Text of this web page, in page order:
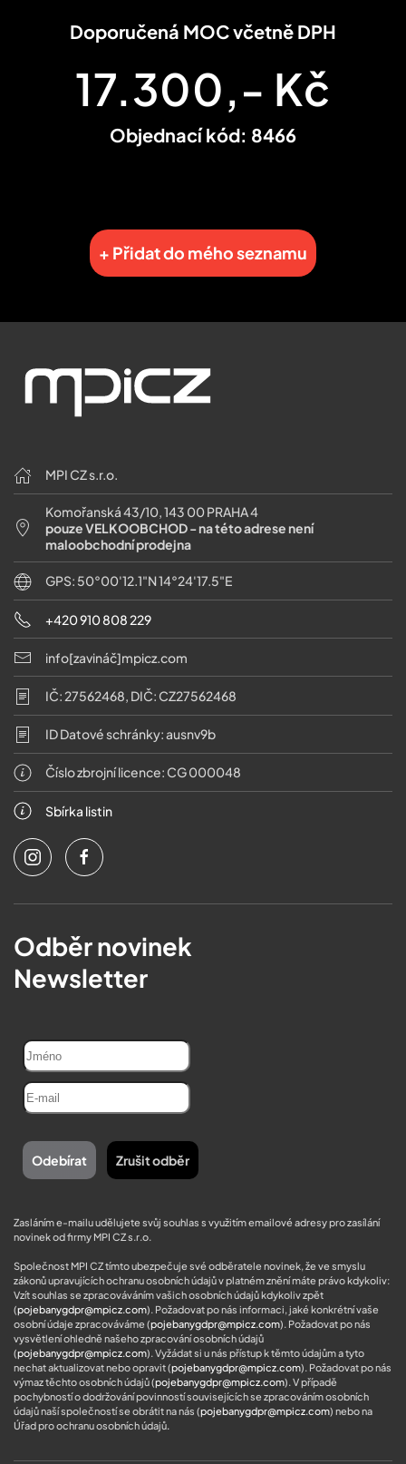
Doporučená MOC včetně DPH
17.300,- Kč
Objednací kód: 8466
+ Přidat do mého seznamu
MPI CZ s.r.o.
Komořanská 43/10, 143 00 PRAHA 4
pouze VELKOOBCHOD - na této adrese není
maloobchodní prodejna
GPS: 50°00'12.1"N 14°24'17.5"E
+420 910 808 229
info[zavináč]mpicz.com
IČ: 27562468, DIČ: CZ27562468
ID Datové schránky: ausnv9b
Číslo zbrojní licence: CG 000048
Sbírka listin
Odběr novinek
Newsletter
Zasláním e-mailu udělujete svůj souhlas s využitím emailové adresy pro zasílání
novinek od firmy MPI CZ s.r.o.
Společnost MPI CZ tímto ubezpečuje své odběratele novinek, že ve smyslu
zákonů upravujících ochranu osobních údajů v platném znění máte právo kdykoliv:
Vzít souhlas se zpracováváním vašich osobních údajů kdykoliv zpět
(pojebanygdpr@mpicz.com). Požadovat po nás informaci, jaké konkrétní vaše
osobní údaje zpracováváme (pojebanygdpr@mpicz.com). Požadovat po nás
vysvětlení ohledně našeho zpracování osobních údajů
(pojebanygdpr@mpicz.com). Vyžádat si u nás přístup k těmto údajům a tyto
nechat aktualizovat nebo opravit (pojebanygdpr@mpicz.com). Požadovat po nás
výmaz těchto osobních údajů (pojebanygdpr@mpicz.com). V případě
pochybností o dodržování povinností souvisejících se zpracováním osobních
údajů naší společností se obrátit na nás (pojebanygdpr@mpicz.com) nebo na
Úřad pro ochranu osobních údajů.